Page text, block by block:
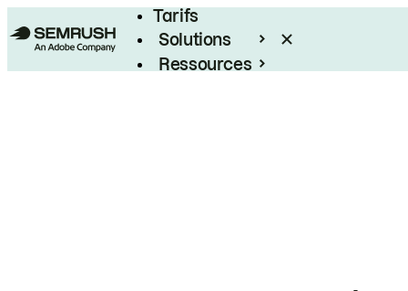
Tarifs
Solutions
Ressources